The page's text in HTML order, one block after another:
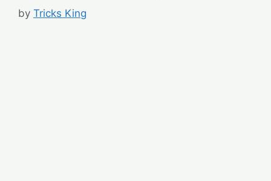
by Tricks King